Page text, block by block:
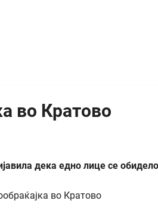
во Кратово
дека едно лице се